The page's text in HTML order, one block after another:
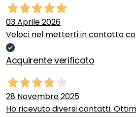
03 Aprile 2026
Veloci nel metterti in contatto
Acquirente verificato
28 Novembre 2025
Ho ricevuto diversi contatti.